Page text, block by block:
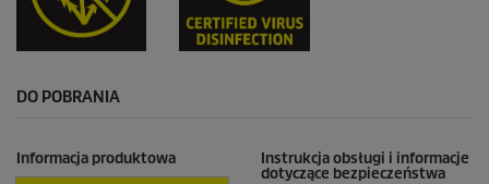
DO POBRANIA
Informacja produktowa
Instrukcja obsługi i informacje
dotyczące bezpieczeństwa